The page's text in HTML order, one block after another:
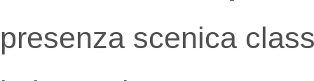
presenza scenica